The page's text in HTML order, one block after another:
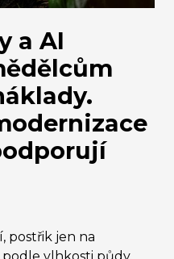
a AI
postřik jen na
vlhkosti půdy.